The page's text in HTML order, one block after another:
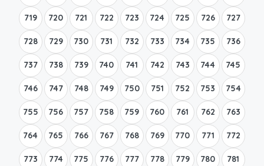
719 720 721 722 723 724 725 726 727
728 729 730 731 732 733 734 735 736
737 738 739 740 741 742 743 744 745
746 747 748 749 750 751 752 753 754
755 756 757 758 759 760 761 762 763
764 765 766 767 768 769 770 771 772
773 774 775 776 777 778 779 780 781